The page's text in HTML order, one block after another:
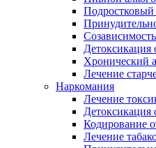
Подростковый
Детоксикация
Хронический
Лечение
Наркомания
Лечение
Детоксикация
Кодирование
Лечение